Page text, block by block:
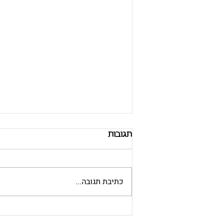
תגובות
כתיבת תגובה...